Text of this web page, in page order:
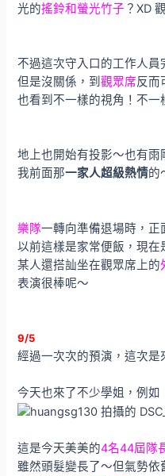
光的搖鈴和螢光竹子 ？XD
不過這次守入口的工作人
但是沒關係，到觀眾席反而
也看到不一樣的視角！不一
地上也開始有投影～也有雨
我前面那一家人超級熱情的
樂隊一轉向準備退場時，正
以前這樣是家常便飯，現
某人還搭訕坐在觀眾席上的
表演很棒呢～
9/5
經過一次次的預演，這次是
今天也來了不少學姐，例如
這是今天美美的4名44屆隊
雖然頭髮變長了～但氣勢依